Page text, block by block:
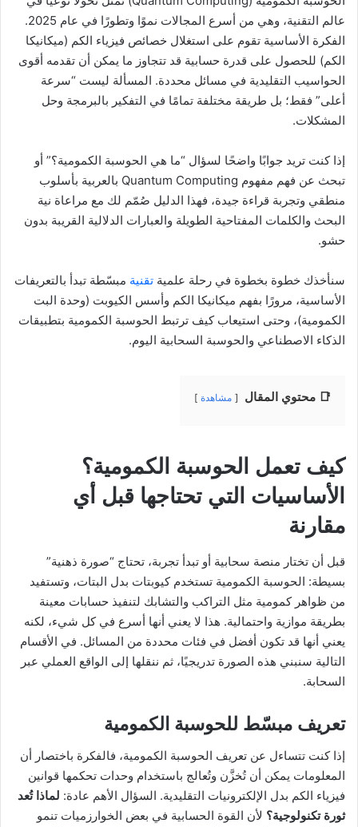
عالم التقنية، وهي من أسرع المجالات نموًا وتطورًا في عام 2025.
الفكرة الأساسية تقوم على استغلال خصائص فيزياء الكم (ميكانيكا
الكم) للحصول على قدرة حسابية قد تتجاوز ما يمكن أن تقدمه أقوى
الحواسيب التقليدية في مسائل محددة. المسألة ليست “سرعة
أعلى” فقط؛ بل طريقة مختلفة تمامًا في التفكير بالبرمجة وحل
المشكلات.
إذا كنت تريد جوابًا واضحًا لسؤال “ما هي الحوسبة الكمومية؟” أو
تبحث عن فهم مفهوم Quantum Computing بالعربية بأسلوب
منطقي وتجربة قراءة جيدة، فهذا الدليل صُمّم لك مع مراعاة نية
البحث والكلمات المفتاحية الطويلة والعبارات الدلالية القريبة بدون
حشو.
سنأخذك خطوة بخطوة في رحلة علمية تقنية مبسّطة تبدأ بالتعريفات
الأساسية، مرورًا بفهم ميكانيكا الكم وأسس الكيوبت (وحدة البت
الكمومية)، وحتى استيعاب كيف ترتبط الحوسبة الكمومية بتطبيقات
الذكاء الاصطناعي والحوسبة السحابية اليوم.
📑 محتوي المقال مشاهدة
كيف تعمل الحوسبة الكمومية؟
الأساسيات التي تحتاجها قبل أي
مقارنة
قبل أن تختار منصة سحابية أو تبدأ تجربة، تحتاج “صورة ذهنية”
بسيطة: الحوسبة الكمومية تستخدم كيوبتات بدل البتات، وتستفيد
من ظواهر كمومية مثل التراكب والتشابك لتنفيذ حسابات معينة
بطريقة موازية واحتمالية. هذا لا يعني أنها أسرع في كل شيء، لكنه
يعني أنها قد تكون أفضل في فئات محددة من المسائل. في الأقسام
التالية سنبني هذه الصورة تدريجيًا، ثم ننقلها إلى الواقع العملي عبر
السحابة.
تعريف مبسّط للحوسبة الكمومية
إذا كنت تتساءل عن تعريف الحوسبة الكمومية، فالفكرة باختصار أن
المعلومات يمكن أن تُخزَّن وتُعالج باستخدام وحدات تحكمها قوانين
فيزياء الكم بدل الإلكترونيات التقليدية. السؤال الأهم عادة: لماذا تُعد
ثورة تكنولوجية؟ لأن القوة الحسابية في بعض الخوارزميات تنمو